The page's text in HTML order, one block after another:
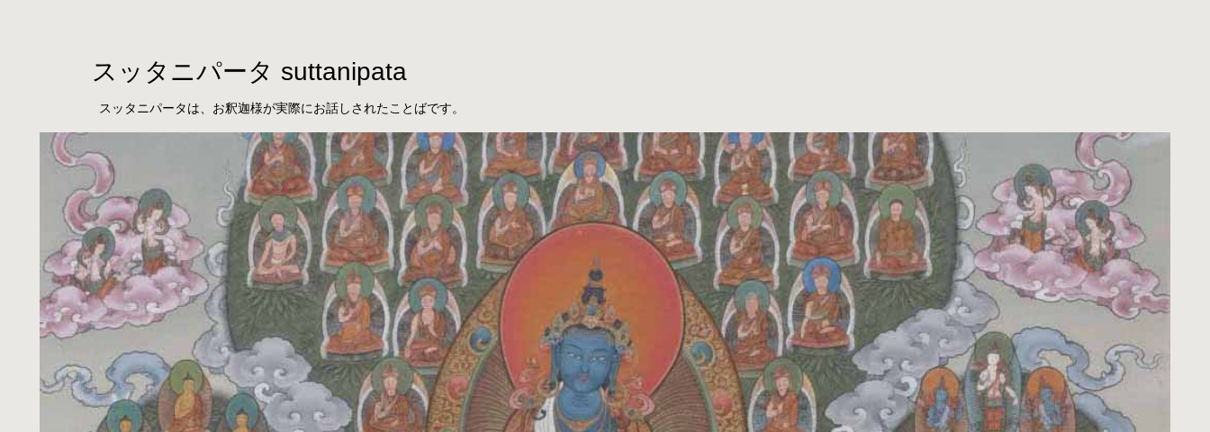
スッタニパータは、お釈迦様が実際にお話しされたことばです。
スッタニパータ suttanipata